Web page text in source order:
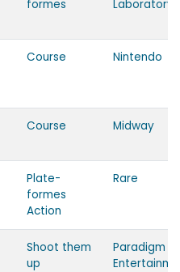
formes
Laboratory
Course Nintendo
Course Midway
Plate-
formes
Action
Rare
Shoot them
up
Paradigm